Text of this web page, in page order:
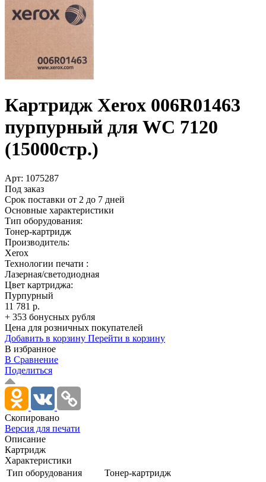
Картридж Xerox 006R01463
пурпурный для WC 7120
(15000стр.)
Арт: 1075287
Под заказ
Срок поставки от 2 до 7 дней
Основные характеристики
Тип оборудования:
Тонер-картридж
Производитель:
Xerox
Технологии печати :
Лазерная/светодиодная
Цвет картриджа:
Пурпурный
11 781 р.
+ 353 бонусных рубля
Цена для розничных покупателей
Добавить в корзину Перейти в корзину
В избранное
В Сравнение
Поделиться
Скопировано
Версия для печати
Описание
Картридж
Характеристики
Тип оборудования
Тонер-картридж